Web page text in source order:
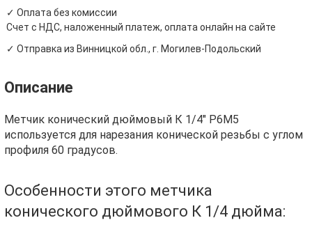
✓ Оплата без комиссии
Счет с НДС, наложенный платеж, оплата онлайн на сайте
✓ Отправка из Винницкой обл., г. Могилев-Подольский
Описание
Метчик конический дюймовый К 1/4" Р6М5
используется для нарезания конической резьбы с углом
профиля 60 градусов.
Особенности этого метчика
конического дюймового К 1/4 дюйма: